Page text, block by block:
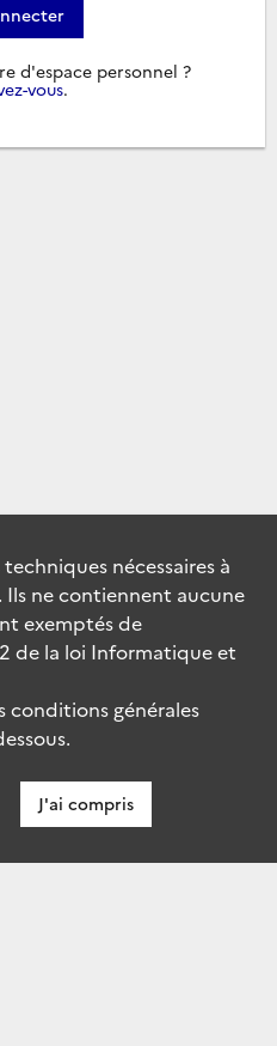
d'espace personnel ?
vous.
techniques nécessaires à
ne contiennent aucune
exemptés de
de la loi Informatique et
conditions générales
J'ai compris